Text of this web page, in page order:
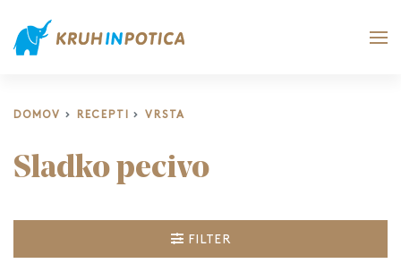
DOMOV RECEPTI VRSTA
Sladko pecivo
FILTER